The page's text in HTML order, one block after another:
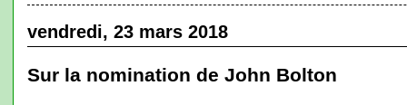
vendredi, 23 mars 2018
Sur la nomination de John Bolton